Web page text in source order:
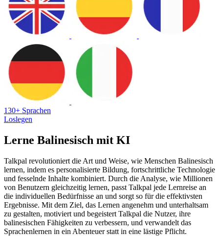
130+ Sprachen
Loslegen
Lerne Balinesisch mit KI
Talkpal revolutioniert die Art und Weise, wie Menschen Balinesisch
lernen, indem es personalisierte Bildung, fortschrittliche Technologie
und fesselnde Inhalte kombiniert. Durch die Analyse, wie Millionen
von Benutzern gleichzeitig lernen, passt Talkpal jede Lernreise an
die individuellen Bedürfnisse an und sorgt so für die effektivsten
Ergebnisse. Mit dem Ziel, das Lernen angenehm und unterhaltsam
zu gestalten, motiviert und begeistert Talkpal die Nutzer, ihre
balinesischen Fähigkeiten zu verbessern, und verwandelt das
Sprachenlernen in ein Abenteuer statt in eine lästige Pflicht.